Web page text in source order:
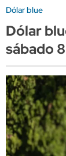
Dólar blue
Dólar
sábado